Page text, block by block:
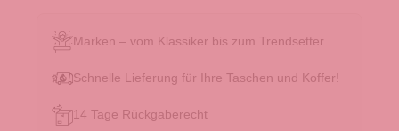
Marken – vom Klassiker bis zum Trendsetter
Schnelle Lieferung für Ihre Taschen und Koffer!
14 Tage Rückgaberecht